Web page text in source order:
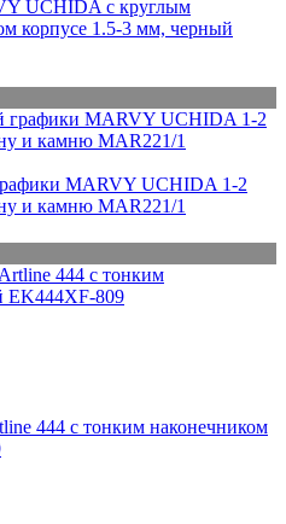
UCHIDA с круглым
корпусе 1.5-3 мм, черный
MARVY UCHIDA 1-2
и камню MAR221/1
444 с тонким наконечником